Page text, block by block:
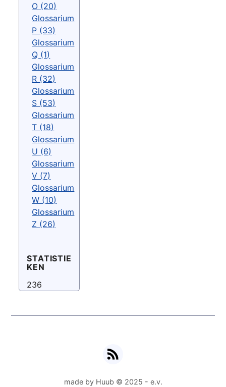
O (20)
Glossarium
P (33)
Glossarium
Q (1)
Glossarium
R (32)
Glossarium
S (53)
Glossarium
T (18)
Glossarium
U (6)
Glossarium
V (7)
Glossarium
W (10)
Glossarium
Z (26)
STATISTIE
KEN
236
RSS
made by Huub © 2025 - e.v.